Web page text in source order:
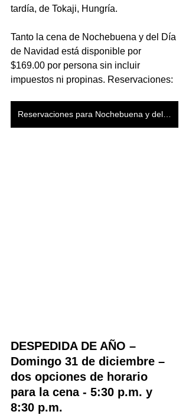
tardía, de Tokaji, Hungría.
Tanto la cena de Nochebuena y del Día
de Navidad está disponible por
$169.00 por persona sin incluir
impuestos ni propinas. Reservaciones:
DESPEDIDA DE AÑO –
Domingo 31 de diciembre –
dos opciones de horario
para la cena - 5:30 p.m. y
8:30 p.m.